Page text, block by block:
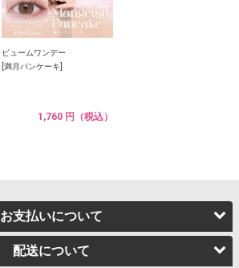
ビュームワンデー
[満月パンケーキ]
1,760 円（税込）
お支払いについて
配送について